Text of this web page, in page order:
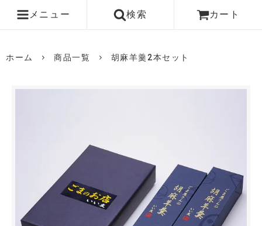
メニュー 検索 カート
ホーム 商品一覧 胡麻羊羹2本セット